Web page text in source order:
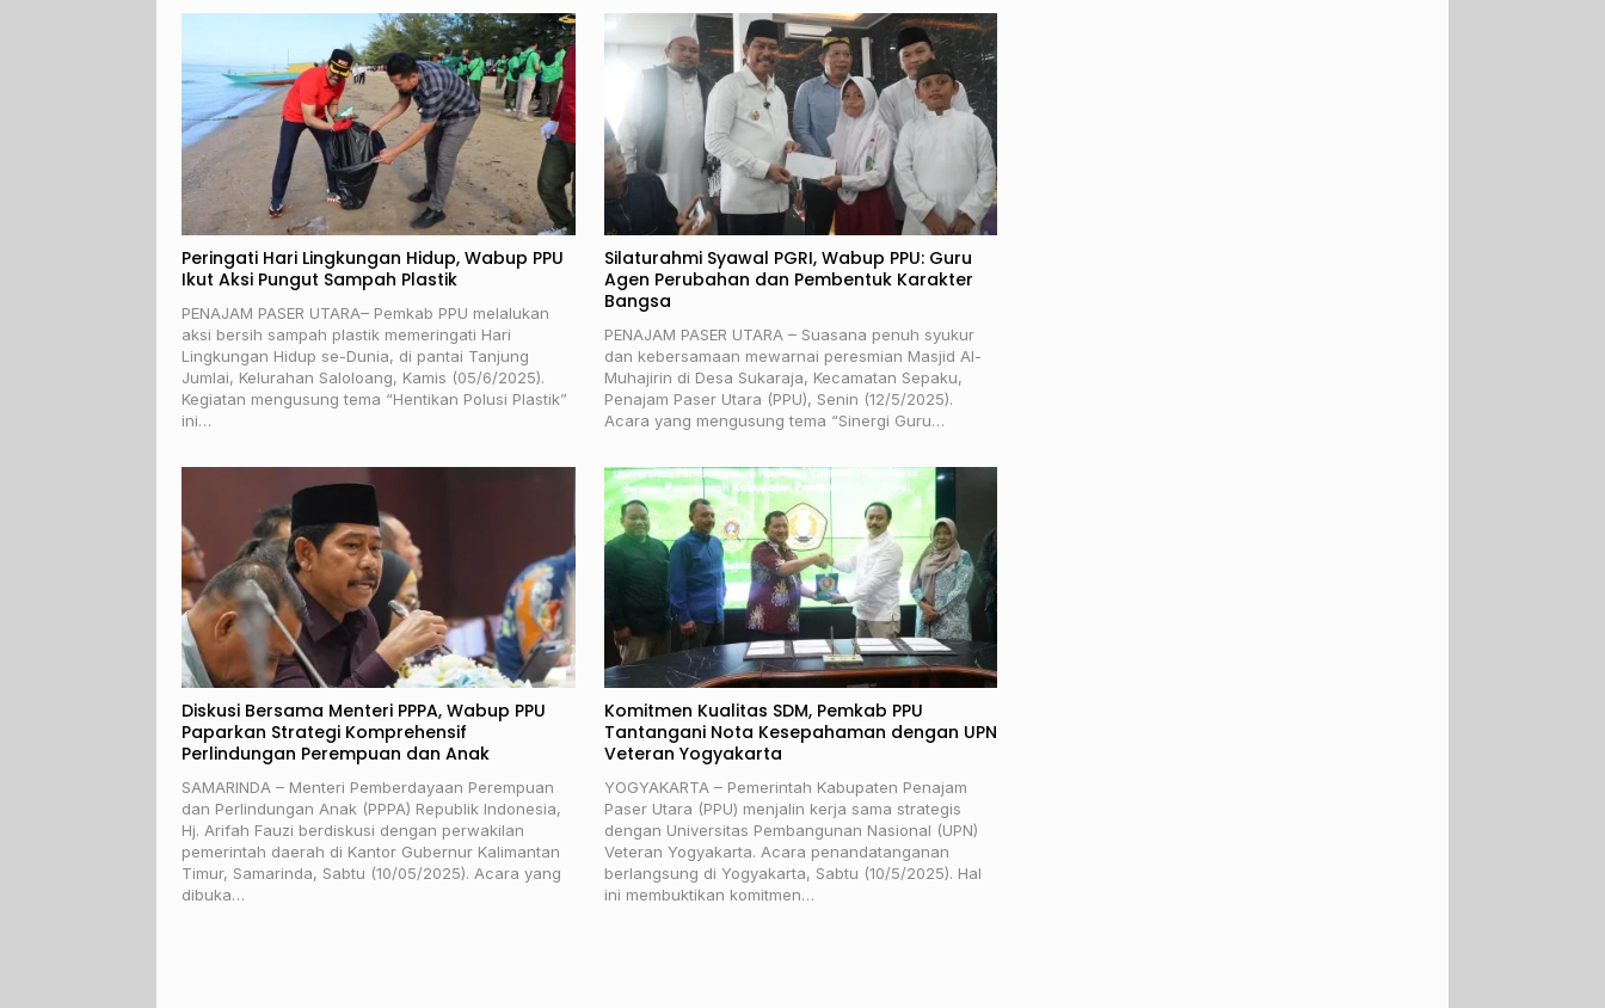
Peringati Hari Lingkungan Hidup, Wabup PPU
Ikut Aksi Pungut Sampah Plastik
PENAJAM PASER UTARA– Pemkab PPU melalukan
aksi bersih sampah plastik memeringati Hari
Lingkungan Hidup se-Dunia, di pantai Tanjung
Jumlai, Kelurahan Saloloang, Kamis (05/6/2025).
Kegiatan mengusung tema “Hentikan Polusi Plastik”
ini…
Silaturahmi Syawal PGRI, Wabup PPU: Guru
Agen Perubahan dan Pembentuk Karakter
Bangsa
PENAJAM PASER UTARA – Suasana penuh syukur
dan kebersamaan mewarnai peresmian Masjid Al-
Muhajirin di Desa Sukaraja, Kecamatan Sepaku,
Penajam Paser Utara (PPU), Senin (12/5/2025).
Acara yang mengusung tema “Sinergi Guru…
Diskusi Bersama Menteri PPPA, Wabup PPU
Paparkan Strategi Komprehensif
Perlindungan Perempuan dan Anak
SAMARINDA – Menteri Pemberdayaan Perempuan
dan Perlindungan Anak (PPPA) Republik Indonesia,
Hj. Arifah Fauzi berdiskusi dengan perwakilan
pemerintah daerah di Kantor Gubernur Kalimantan
Timur, Samarinda, Sabtu (10/05/2025). Acara yang
dibuka…
Komitmen Kualitas SDM, Pemkab PPU
Tantangani Nota Kesepahaman dengan UPN
Veteran Yogyakarta
YOGYAKARTA – Pemerintah Kabupaten Penajam
Paser Utara (PPU) menjalin kerja sama strategis
dengan Universitas Pembangunan Nasional (UPN)
Veteran Yogyakarta. Acara penandatanganan
berlangsung di Yogyakarta, Sabtu (10/5/2025). Hal
ini membuktikan komitmen…